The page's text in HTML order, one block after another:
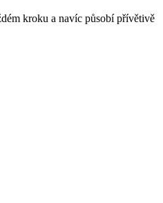
kroku a navíc působí přívětivě